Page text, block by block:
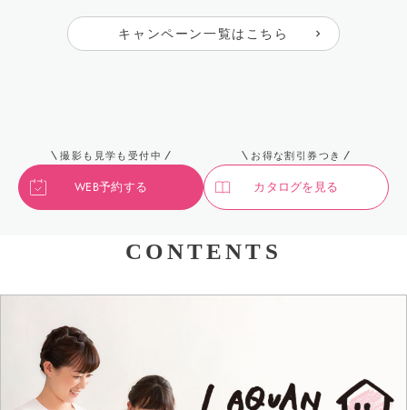
キャンペーン一覧はこちら
撮影も見学も受付中
WEB予約する
お得な割引券つき
カタログを見る
CONTENTS